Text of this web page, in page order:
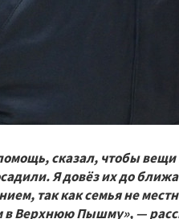
сказал, чтобы
Я довёз их до
так как семья не
в Верхнюю Пышму», —